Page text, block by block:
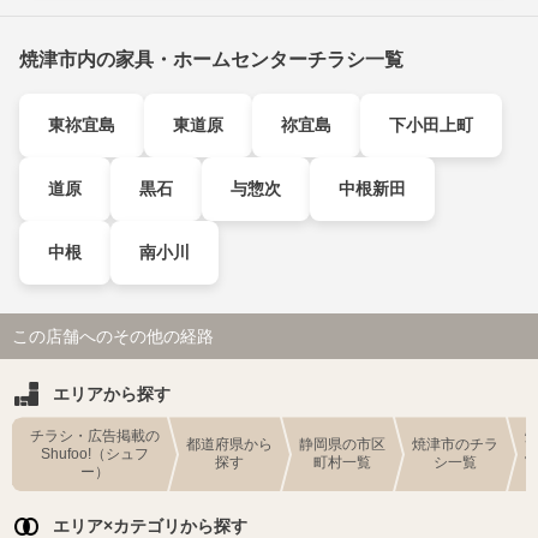
焼津市内の家具・ホームセンターチラシ一覧
東祢宜島 東道原 祢宜島 下小田上町
道原 黒石 与惣次 中根新田
中根 南小川
この店舗へのその他の経路
エリアから探す
チラシ・広告掲載の
Shufoo!（シュフ
ー）
都道府県から
探す
静岡県の市区
町村一覧
焼津市のチラ
シ一覧
エリア×カテゴリから探す